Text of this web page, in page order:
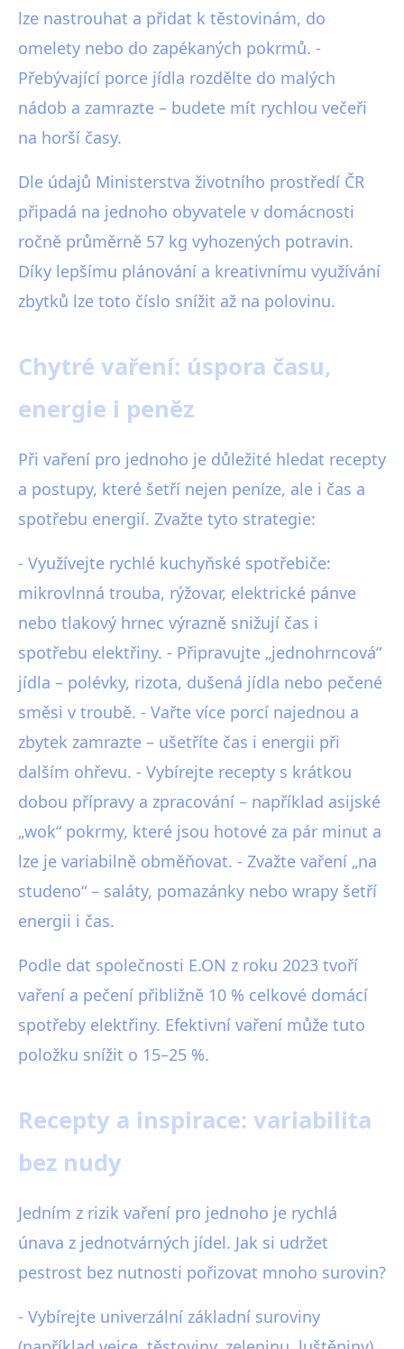
lze nastrouhat a přidat k těstovinám, do
omelety nebo do zapékaných pokrmů. -
Přebývající porce jídla rozdělte do malých
nádob a zamrazte – budete mít rychlou večeři
na horší časy.
Dle údajů Ministerstva životního prostředí ČR
připadá na jednoho obyvatele v domácnosti
ročně průměrně 57 kg vyhozených potravin.
Díky lepšímu plánování a kreativnímu využívání
zbytků lze toto číslo snížit až na polovinu.
Chytré vaření: úspora času,
energie i peněz
Při vaření pro jednoho je důležité hledat recepty
a postupy, které šetří nejen peníze, ale i čas a
spotřebu energií. Zvažte tyto strategie:
- Využívejte rychlé kuchyňské spotřebiče:
mikrovlnná trouba, rýžovar, elektrické pánve
nebo tlakový hrnec výrazně snižují čas i
spotřebu elektřiny. - Připravujte „jednohrncová“
jídla – polévky, rizota, dušená jídla nebo pečené
směsi v troubě. - Vařte více porcí najednou a
zbytek zamrazte – ušetříte čas i energii při
dalším ohřevu. - Vybírejte recepty s krátkou
dobou přípravy a zpracování – například asijské
„wok“ pokrmy, které jsou hotové za pár minut a
lze je variabilně obměňovat. - Zvažte vaření „na
studeno“ – saláty, pomazánky nebo wrapy šetří
energii i čas.
Podle dat společnosti E.ON z roku 2023 tvoří
vaření a pečení přibližně 10 % celkové domácí
spotřeby elektřiny. Efektivní vaření může tuto
položku snížit o 15–25 %.
Recepty a inspirace: variabilita
bez nudy
Jedním z rizik vaření pro jednoho je rychlá
únava z jednotvárných jídel. Jak si udržet
pestrost bez nutnosti pořizovat mnoho surovin?
- Vybírejte univerzální základní suroviny